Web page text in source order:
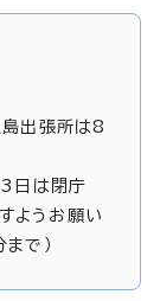
出張所は8
日は閉庁
ようお願い
で）